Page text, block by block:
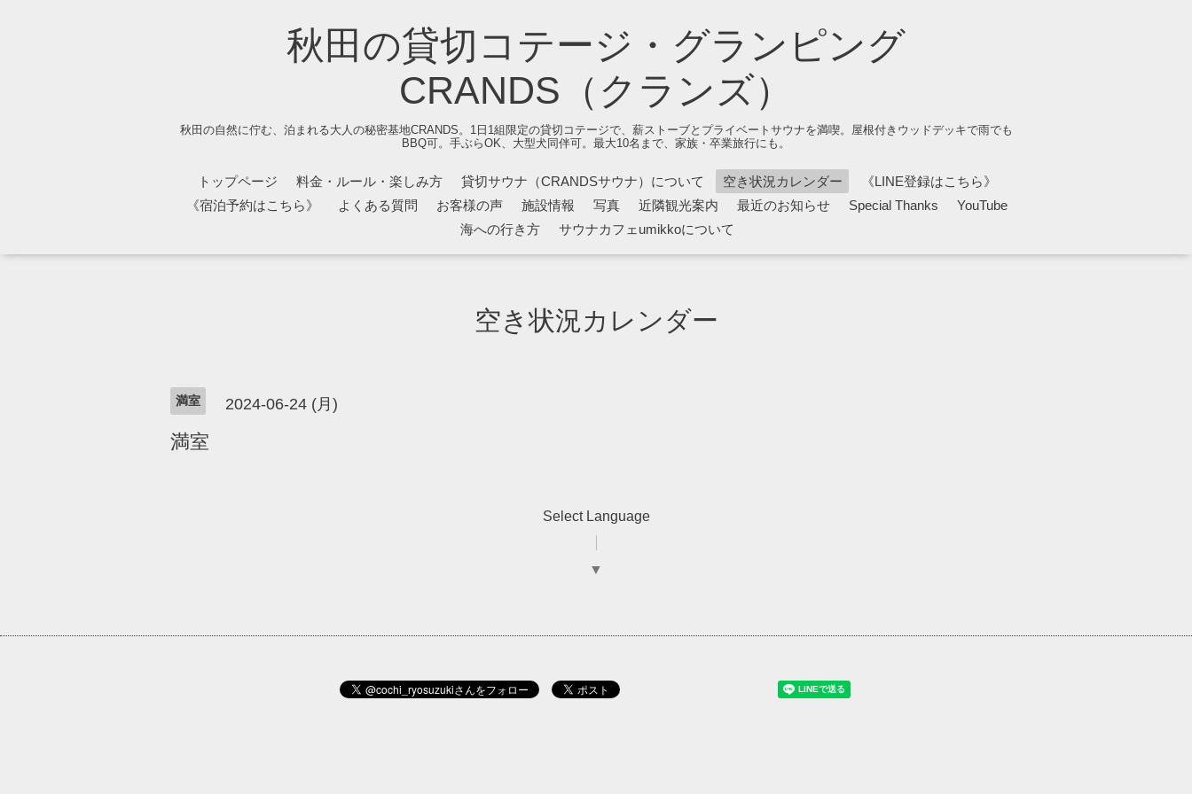
秋田の貸切コテージ・グランピング
CRANDS（クランズ）
秋田の自然に佇む、泊まれる大人の秘密基地CRANDS。1日1組限定の貸切コテージで、薪ストーブとプライベートサウナを満喫。屋根付きウッドデッキで雨でも
BBQ可。手ぶらOK、大型犬同伴可。最大10名まで、家族・卒業旅行にも。
トップページ 料金・ルール・楽しみ方 貸切サウナ（CRANDSサウナ）について 空き状況カレンダー
《LINE登録はこちら》
《宿泊予約はこちら》
よくある質問 お客様の声 施設情報 写真 近隣観光案内 最近のお知らせ Special Thanks
YouTube
海への行き方
サウナカフェumikkoについて
空き状況カレンダー
満室 2024-06-24 (月)
満室
Select Language
▼